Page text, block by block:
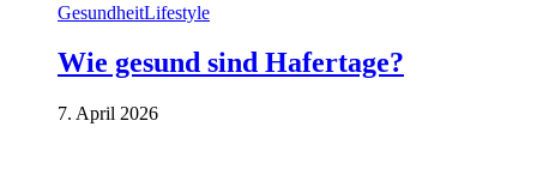
GesundheitLifestyle
Wie gesund sind Hafertage?
7. April 2026